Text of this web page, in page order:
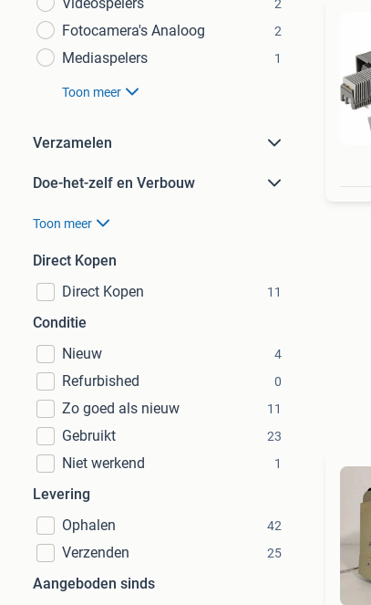
2
Fotocamera's Analoog 2
Mediaspelers 1
Toon meer
Verzamelen
Doe-het-zelf en Verbouw
Toon meer
Direct Kopen
Direct Kopen
11
Conditie
Nieuw
4
Refurbished 0
Zo goed als nieuw 11
Gebruikt 23
Niet werkend 1
Levering
Ophalen
42
Verzenden 25
Aangeboden sinds